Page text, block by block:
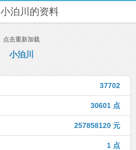
小泊川的资料
点击重新加载
小泊川
37702
30601 点
257858120 元
1 点